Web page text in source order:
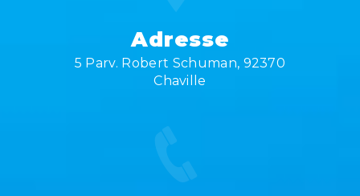
Adresse
5 Parv. Robert Schuman, 92370
Chaville